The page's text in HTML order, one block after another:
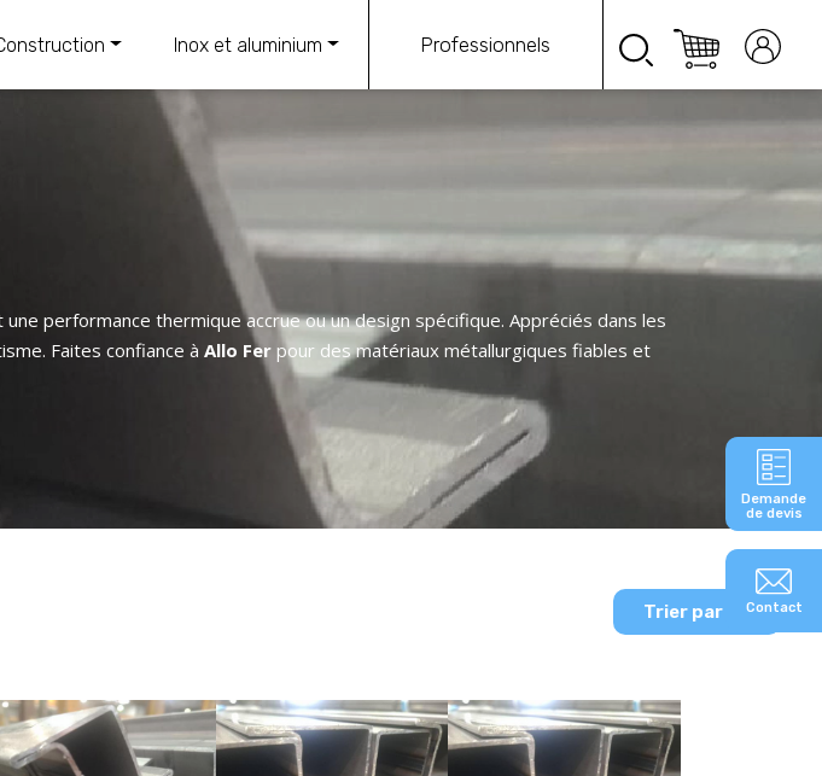
Inox et aluminium Professionnels
Demande
de devis
Contact
performance thermique accrue ou un design spécifique. Appréciés dans les
Faites confiance à Allo Ferpour des matériaux métallurgiques fiables et
Trier par